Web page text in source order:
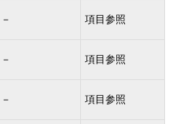
－ 項目参照
－ 項目参照
－ 項目参照